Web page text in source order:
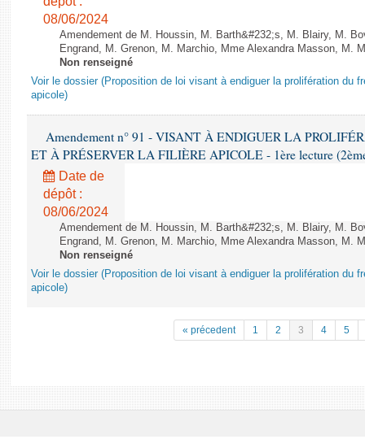
08/06/2024
Amendement de M. Houssin, M. Barth&#232;s, M. Blairy, M.
Engrand, M. Grenon, M. Marchio, Mme Alexandra Masson, M.
Non renseigné
Voir le dossier (Proposition de loi visant à endiguer la prolifération du
apicole)
Amendement n° 91 - VISANT À ENDIGUER LA
ET À PRÉSERVER LA FILIÈRE APICOLE - 1ère lecture
Date de
dépôt :
08/06/2024
Amendement de M. Houssin, M. Barth&#232;s, M. Blairy, M.
Engrand, M. Grenon, M. Marchio, Mme Alexandra Masson, M.
Non renseigné
Voir le dossier (Proposition de loi visant à endiguer la prolifération du
apicole)
« précedent 1 2 3 4 5